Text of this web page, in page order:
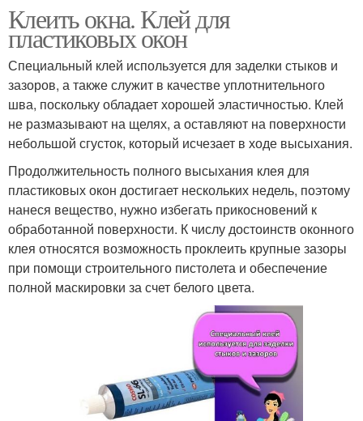
Клеить окна. Клей для
пластиковых окон
Специальный клей используется для заделки стыков и
зазоров, а также служит в качестве уплотнительного
шва, поскольку обладает хорошей эластичностью. Клей
не размазывают на щелях, а оставляют на поверхности
небольшой сгусток, который исчезает в ходе высыхания.
Продолжительность полного высыхания клея для
пластиковых окон достигает нескольких недель, поэтому
нанеся вещество, нужно избегать прикосновений к
обработанной поверхности. К числу достоинств оконного
клея относятся возможность проклеить крупные зазоры
при помощи строительного пистолета и обеспечение
полной маскировки за счет белого цвета.